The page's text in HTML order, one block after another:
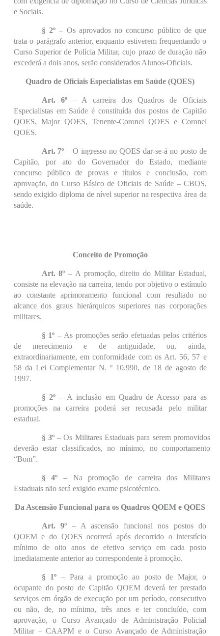
e Sociais.
§ 2º– Os aprovados no concurso público de que
trata o parágrafo anterior, enquanto estiverem frequentando o
Curso Superior de Polícia Militar, cujo prazo de duração não
excederá a dois anos, serão considerados Alunos-Oficiais.
Quadro de Oficiais Especialistas em Saúde (QOES)
Art. 6º– A carreira dos Quadros de Oficiais
Especialistas em Saúde é constituída dos postos de Capitão
QOES, Major QOES, Tenente-Coronel QOES e Coronel
QOES.
Art. 7º – O ingresso no QOES dar-se-á no posto de
Capitão, por ato do Governador do Estado, mediante
concurso público de provas e títulos e conclusão, com
aprovação, do Curso Básico de Oficiais de Saúde – CBOS,
sendo exigido diploma de nível superior na respectiva área da
saúde.
Conceito de Promoção
Art. 8º– A promoção, direito do Militar Estadual,
consiste na elevação na carreira, tendo por objetivo o estímulo
ao constante aprimoramento funcional com resultado no
alcance dos graus hierárquicos superiores nas corporações
militares.
§ 1º – As promoções serão efetuadas pelos critérios
de merecimento e de antiguidade, ou, ainda,
extraordinariamente, em conformidade com os Art. 56, 57 e
58 da Lei Complementar N. º 10.990, de 18 de agosto de
1997.
§ 2º – A inclusão em Quadro de Acesso para as
promoções na carreira poderá ser recusada pelo militar
estadual.
§ 3º– Os Militares Estaduais para serem promovidos
deverão estar classificados, no mínimo, no comportamento
“Bom”.
§ 4º – Na promoção de carreira dos Militares
Estaduais não será exigido exame psicotécnico.
Da Ascensão Funcional para os Quadros QOEM e QOES
Art. 9º – A ascensão funcional nos postos do
QOEM e do QOES ocorrerá após decorrido o interstício
mínimo de oito anos de efetivo serviço em cada posto
imediatamente anterior ao correspondente à promoção.
§ 1º – Para a promoção ao posto de Major, o
ocupante do posto de Capitão QOEM deverá ter prestado
serviços em órgão de execução por um período, consecutivo
ou não, de, no mínimo, três anos e ter concluído, com
aprovação, o Curso Avançado de Administração Policial
Militar – CAAPM e o Curso Avançado de Administração